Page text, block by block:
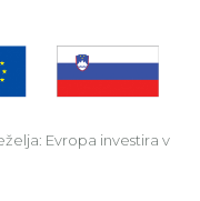
Evropa investira v